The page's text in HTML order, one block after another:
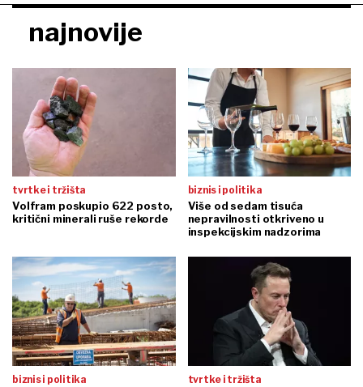
najnovije
tvrtke i tržišta
Volfram poskupio 622 posto,
kritični minerali ruše rekorde
biznis i politika
Više od sedam tisuća
nepravilnosti otkriveno u
inspekcijskim nadzorima
biznis i politika tvrtke i tržišta